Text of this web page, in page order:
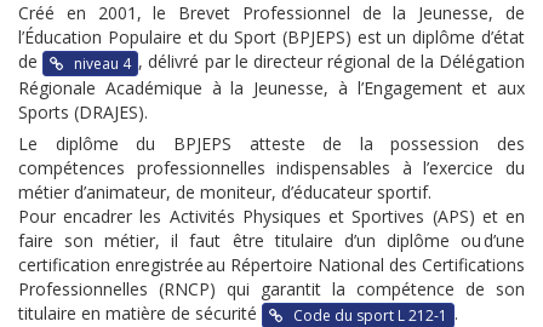
Créé en 2001, le Brevet Professionnel de la Jeunesse, de
l’Éducation Populaire et du Sport (BPJEPS) est un diplôme d’état
de
niveau 4 , délivré par le directeur régional de la Délégation
Régionale Académique à la Jeunesse, à l’Engagement et aux
Sports (DRAJES).
Le diplôme du BPJEPS atteste de la possession des
compétences professionnelles indispensables à l’exercice du
métier d’animateur, de moniteur, d’éducateur sportif.
Pour encadrer les Activités Physiques et Sportives (APS) et en
faire son métier, il faut être titulaire d’un diplôme ou d’une
certification enregistrée au Répertoire National des Certifications
Professionnelles (RNCP) qui garantit la compétence de son
titulaire en matière de sécurité
Code du sport L 212-1 .